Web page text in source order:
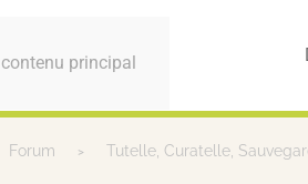
principal
Forum Tutelle, Curatelle,